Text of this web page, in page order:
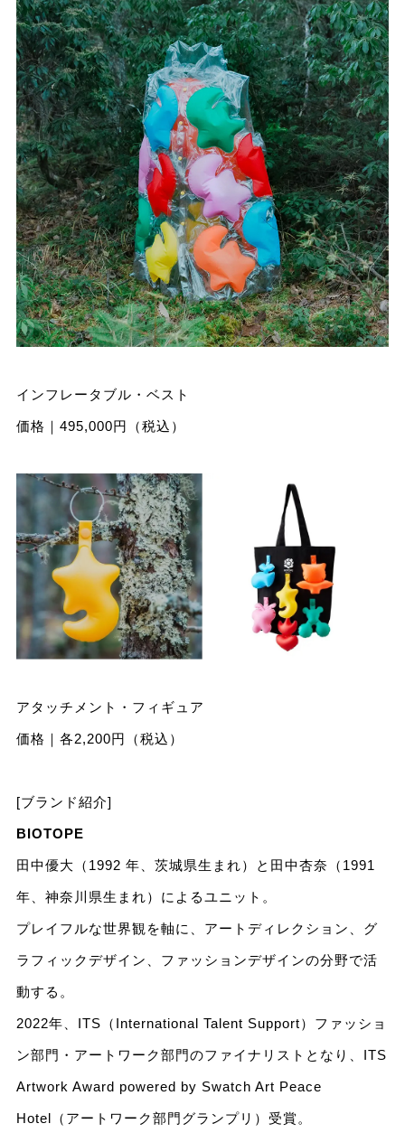
インフレータブル・ベスト
価格｜495,000円（税込）
アタッチメント・フィギュア
価格｜各2,200円（税込）
[ブランド紹介]
BIOTOPE
田中優大（1992 年、茨城県生まれ）と田中杏奈（1991
年、神奈川県生まれ）によるユニット。
プレイフルな世界観を軸に、アートディレクション、グ
ラフィックデザイン、ファッションデザインの分野で活
動する。
2022年、ITS（International Talent Support）ファッショ
ン部門・アートワーク部門のファイナリストとなり、ITS
Artwork Award powered by Swatch Art Peace
Hotel（アートワーク部門グランプリ）受賞。